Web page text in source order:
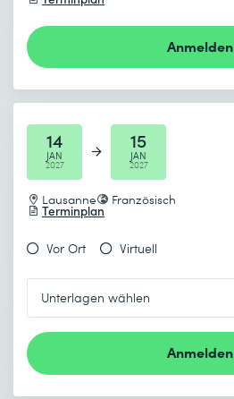
Anmelden
14
JAN
2027
15
JAN
2027
Lausanne Französisch
Terminplan
Vor Ort Virtuell
Anmelden